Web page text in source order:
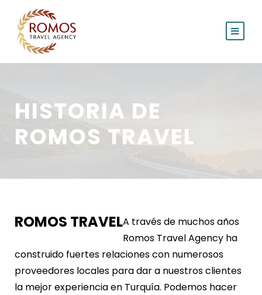
HISTORIA DE
ROMOS TRAVEL
ROMOS TRAVELA través de muchos años
Romos Travel Agency ha
construido fuertes relaciones con numerosos
proveedores locales para dar a nuestros clientes
la mejor experiencia en Turquía. Podemos hacer